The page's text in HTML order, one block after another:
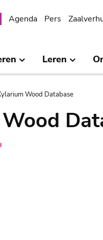
Agenda Pers
Leren
Wood Database